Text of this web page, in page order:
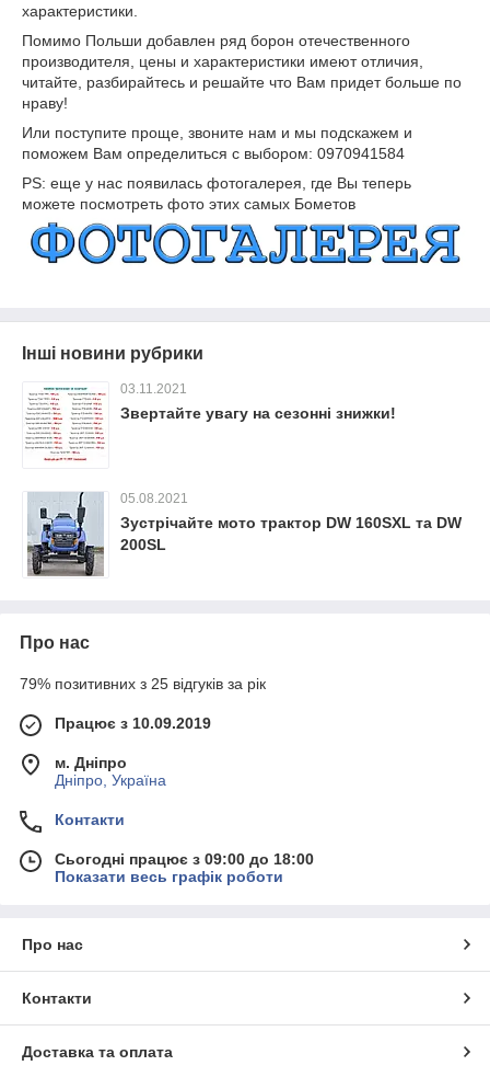
характеристики.
Помимо Польши добавлен ряд борон отечественного
производителя, цены и характеристики имеют отличия,
читайте, разбирайтесь и решайте что Вам придет больше по
нраву!
Или поступите проще, звоните нам и мы подскажем и
поможем Вам определиться с выбором: 0970941584
PS: еще у нас появилась фотогалерея, где Вы теперь
можете посмотреть фото этих самых Бометов
Інші новини рубрики
03.11.2021
Звертайте увагу на сезонні знижки!
05.08.2021
Зустрічайте мото трактор DW 160SXL та DW
200SL
Про нас
79% позитивних з 25 відгуків за рік
Працює з 10.09.2019
м. Дніпро
Дніпро, Україна
Контакти
Сьогодні працює з 09:00 до 18:00
Показати весь графік роботи
Про нас
Контакти
Доставка та оплата